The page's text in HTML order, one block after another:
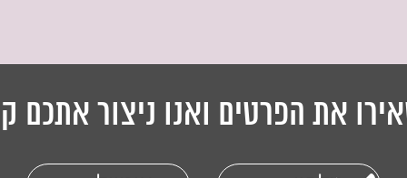
את הפרטים ואנו ניצור אתכם